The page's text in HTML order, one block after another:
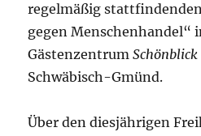
regelmäßig
gegen Menschenhandel“
GästenzentrumSchönblick
Schwäbisch-Gmünd.
Über den diesjährigen